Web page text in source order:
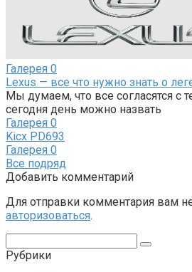
Галерея 0
Lexus — все что нужно знать о
Мы думаем, что все согласятся с
сегодня день можно назвать
Галерея 0
Kicx PD693
Галерея 0
Все подряд
Добавить комментарий
Для отправки комментария вам
авторизоваться.
Рубрики